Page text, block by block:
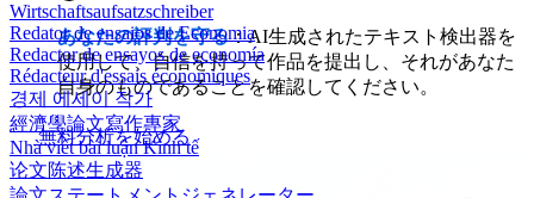
Wirtschaftsaufsatzschreiber
Redator de ensaios de Economia
Redactor de ensayos de economía
Rédacteur d'essais économiques
경제 에세이 작가
經濟學論文寫作專家
Nhà viết bài luận Kinh tế
论文陈述生成器
あなたの評判を守る：AI生成されたテキスト検出器を
使用して、自信を持って作品を提出し、それがあなた
自身のものであることを確認してください。
無料分析を始める